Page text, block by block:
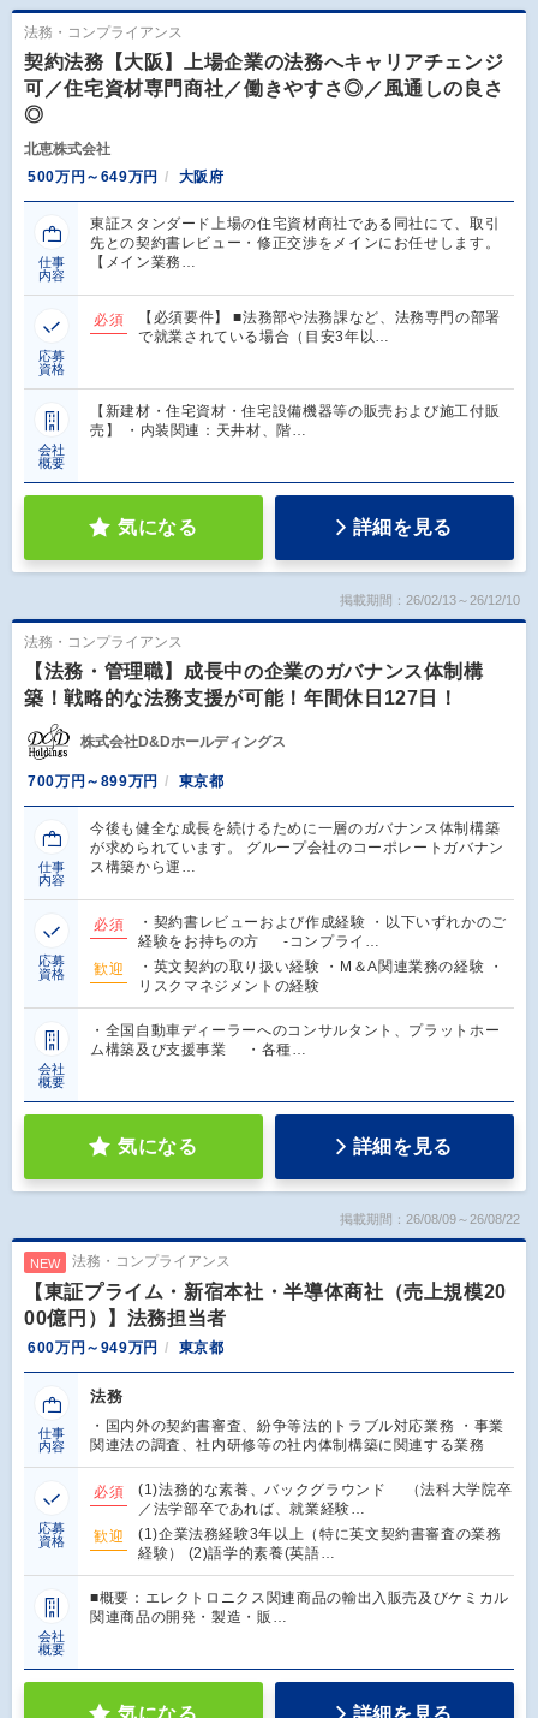
法務・コンプライアンス
契約法務【大阪】上場企業の法務へキャリアチェンジ
可／住宅資材専門商社／働きやすさ◎／風通しの良さ
◎
北恵株式会社
500万円～649万円
大阪府
仕事
内容
東証スタンダード上場の住宅資材商社である同社にて、取引
先との契約書レビュー・修正交渉をメインにお任せします。
【メイン業務…
応募
資格
必須
【必須要件】 ■法務部や法務課など、法務専門の部署
で就業されている場合（目安3年以…
会社
概要
【新建材・住宅資材・住宅設備機器等の販売および施工付販
売】 ・内装関連：天井材、階…
気になる 詳細を見る
掲載期間：26/02/13～26/12/10
法務・コンプライアンス
【法務・管理職】成長中の企業のガバナンス体制構
築！戦略的な法務支援が可能！年間休日127日！
株式会社D&Dホールディングス
700万円～899万円 東京都
仕事
内容
今後も健全な成長を続けるために一層のガバナンス体制構築
が求められています。 グループ会社のコーポレートガバナン
ス構築から運…
応募
資格
必須
・契約書レビューおよび作成経験 ・以下いずれかのご
経験をお持ちの方 -コンプライ…
歓迎
・英文契約の取り扱い経験 ・M＆A関連業務の経験 ・
リスクマネジメントの経験
会社
概要
・全国自動車ディーラーへのコンサルタント、プラットホー
ム構築及び支援事業 ・各種…
気になる 詳細を見る
掲載期間：26/08/09～26/08/22
NEW 法務・コンプライアンス
【東証プライム・新宿本社・半導体商社（売上規模20
00億円）】法務担当者
600万円～949万円 東京都
仕事
内容
法務
・国内外の契約書審査、紛争等法的トラブル対応業務 ・事業
関連法の調査、社内研修等の社内体制構築に関連する業務
応募
資格
必須
(1)法務的な素養、バックグラウンド （法科大学院卒
／法学部卒であれば、就業経験…
歓迎
(1)企業法務経験3年以上（特に英文契約書審査の業務
経験） (2)語学的素養(英語…
会社
概要
■概要：エレクトロニクス関連商品の輸出入販売及びケミカル
関連商品の開発・製造・販…